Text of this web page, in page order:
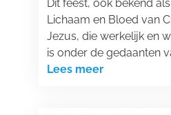
Dit feest, ook bekend
Lichaam en Bloed van
Jezus, die werkelijk en
is onder de gedaanten
Lees meer